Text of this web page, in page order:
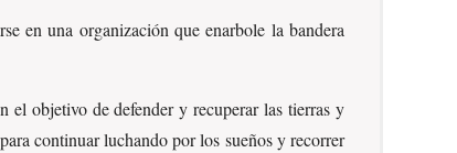
en una organización que enarbole la bandera
objetivo de defender y recuperar las tierras y
continuar luchando por los sueños y recorrer